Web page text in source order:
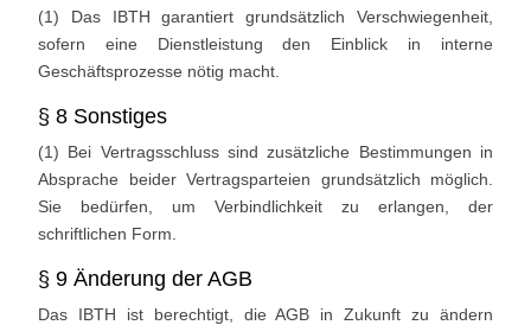
(1) Das IBTH garantiert grundsätzlich Verschwiegenheit,
sofern eine Dienstleistung den Einblick in interne
Geschäftsprozesse nötig macht.
§ 8 Sonstiges
(1) Bei Vertragsschluss sind zusätzliche Bestimmungen in
Absprache beider Vertragsparteien grundsätzlich möglich.
Sie bedürfen, um Verbindlichkeit zu erlangen, der
schriftlichen Form.
§ 9 Änderung der AGB
Das IBTH ist berechtigt, die AGB in Zukunft zu ändern